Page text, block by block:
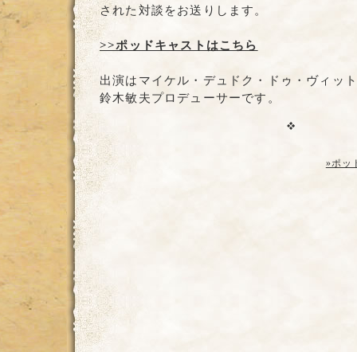
された対談をお送りします。
>>ポッドキャストはこちら
出演はマイケル・デュドク・ドゥ・ヴィッ
鈴木敏夫プロデューサーです。
»ポッ